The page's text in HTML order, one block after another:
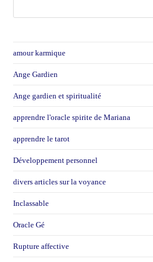
amour karmique
Ange Gardien
Ange gardien et spiritualité
apprendre l'oracle spirite de Mariana
apprendre le tarot
Développement personnel
divers articles sur la voyance
Inclassable
Oracle Gé
Rupture affective